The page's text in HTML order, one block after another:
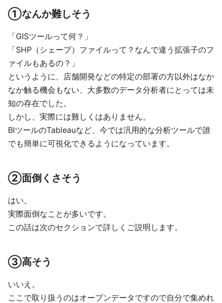
①なんか難しそう
「GISツールって何？」
「SHP（シェープ）ファイルって？なんで違う拡張子のフ
ァイルもあるの？」
というように、店舗開発などの特定の部署の方以外はなか
なか触る機会もない、大多数のデータ分析者にとっては未
知の存在でした。
しかし、実際には難しくはありません。
BIツールのTableauなど、今では汎用的な分析ツールで誰
でも簡単に可視化できるようになっています。
②面倒くさそう
はい。
実際面倒なことが多いです。
この話は次のセクションで詳しくご説明します。
③高そう
いいえ。
ここで取り扱うのはオープンデータですので自分で集めれ